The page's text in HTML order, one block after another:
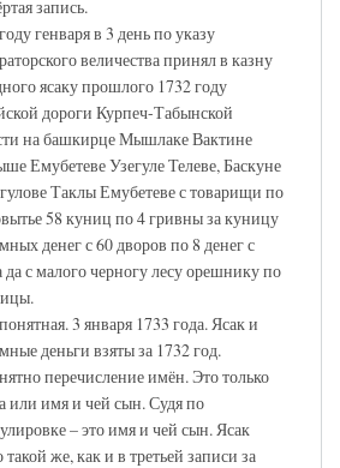
запись.
генваря в 3 день по указу
величества принял в казну
ясаку прошлого 1732 году
дороги Курпеч-Табынской
на башкирце Мышлаке Вактине
Емубетеве Узегуле Телеве, Баскуне
Таклы Емубетеве с товарищи по
58 куниц по 4 гривны за куницу
денег с 60 дворов по 8 денег с
да с малого черногу лесу орешнику по
3 января 1733 года. Ясак и
деньги взяты за 1732 год.
перечисление имён. Это только
или имя и чей сын. Судя по
– это имя и чей сын. Ясак
такой же, как и в третьей записи за